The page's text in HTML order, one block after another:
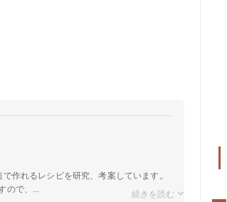
作れるレシピを研究、考案しています。
ので、...